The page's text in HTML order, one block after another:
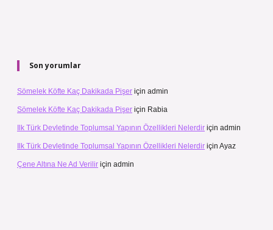
Son yorumlar
Sömelek Köfte Kaç Dakikada Pişer için admin
Sömelek Köfte Kaç Dakikada Pişer için Rabia
Ilk Türk Devletinde Toplumsal Yapının Özellikleri Nelerdir için admin
Ilk Türk Devletinde Toplumsal Yapının Özellikleri Nelerdir için Ayaz
Çene Altına Ne Ad Verilir için admin